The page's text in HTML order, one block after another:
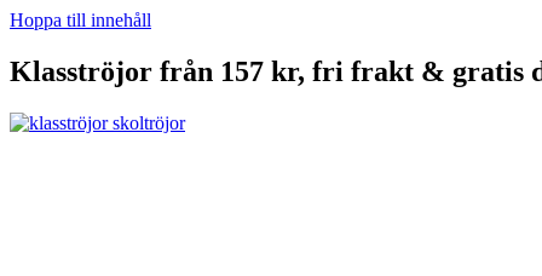
Hoppa till innehåll
Klasströjor från 157 kr, fri frakt & gratis